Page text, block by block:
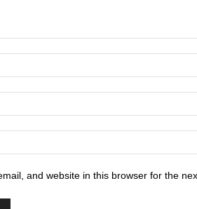
and website in this browser for the